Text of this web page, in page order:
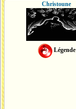
Christoune
Légende